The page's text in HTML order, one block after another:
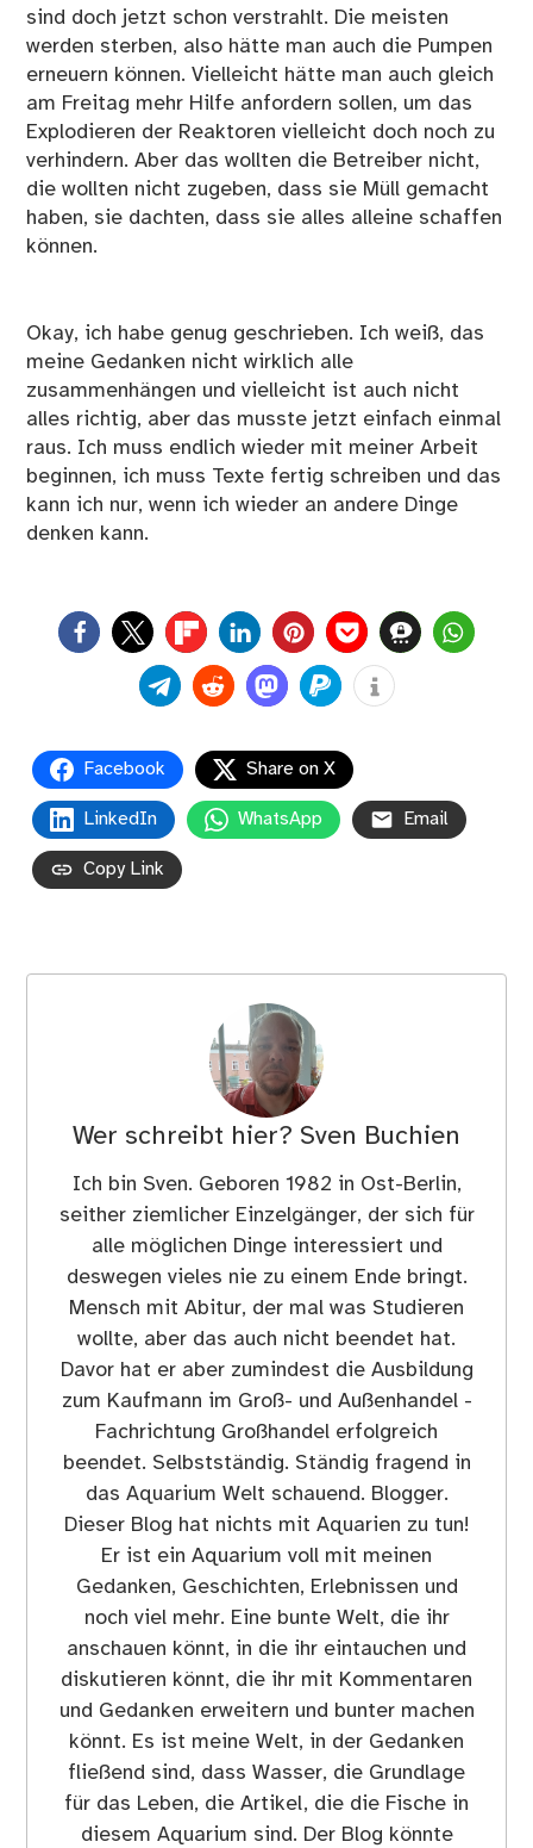
sind doch jetzt schon verstrahlt. Die meisten
werden sterben, also hätte man auch die Pumpen
erneuern können. Vielleicht hätte man auch gleich
am Freitag mehr Hilfe anfordern sollen, um das
Explodieren der Reaktoren vielleicht doch noch zu
verhindern. Aber das wollten die Betreiber nicht,
die wollten nicht zugeben, dass sie Müll gemacht
haben, sie dachten, dass sie alles alleine schaffen
können.
Okay, ich habe genug geschrieben. Ich weiß, das
meine Gedanken nicht wirklich alle
zusammenhängen und vielleicht ist auch nicht
alles richtig, aber das musste jetzt einfach einmal
raus. Ich muss endlich wieder mit meiner Arbeit
beginnen, ich muss Texte fertig schreiben und das
kann ich nur, wenn ich wieder an andere Dinge
denken kann.
0
Facebook Share on X
LinkedIn WhatsApp Email
Copy Link
Wer schreibt hier? Sven Buchien
Ich bin Sven. Geboren 1982 in Ost-Berlin,
seither ziemlicher Einzelgänger, der sich für
alle möglichen Dinge interessiert und
deswegen vieles nie zu einem Ende bringt.
Mensch mit Abitur, der mal was Studieren
wollte, aber das auch nicht beendet hat.
Davor hat er aber zumindest die Ausbildung
zum Kaufmann im Groß- und Außenhandel -
Fachrichtung Großhandel erfolgreich
beendet. Selbstständig. Ständig fragend in
das Aquarium Welt schauend. Blogger.
Dieser Blog hat nichts mit Aquarien zu tun!
Er ist ein Aquarium voll mit meinen
Gedanken, Geschichten, Erlebnissen und
noch viel mehr. Eine bunte Welt, die ihr
anschauen könnt, in die ihr eintauchen und
diskutieren könnt, die ihr mit Kommentaren
und Gedanken erweitern und bunter machen
könnt. Es ist meine Welt, in der Gedanken
fließend sind, dass Wasser, die Grundlage
für das Leben, die Artikel, die die Fische in
diesem Aquarium sind. Der Blog könnte